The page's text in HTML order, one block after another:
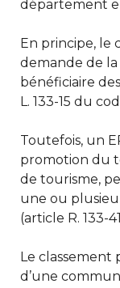
département
En principe, le
demande de
bénéficiaire
L. 133-15 du
Toutefois, un
promotion du
de tourisme,
une ou
(article R. 133-
Le
d’une